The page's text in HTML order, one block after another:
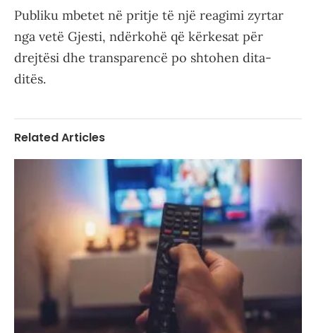
Publiku mbetet në pritje të një reagimi zyrtar
nga vetë Gjesti, ndërkohë që kërkesat për
drejtësi dhe transparencë po shtohen dita-
ditës.
Related Articles